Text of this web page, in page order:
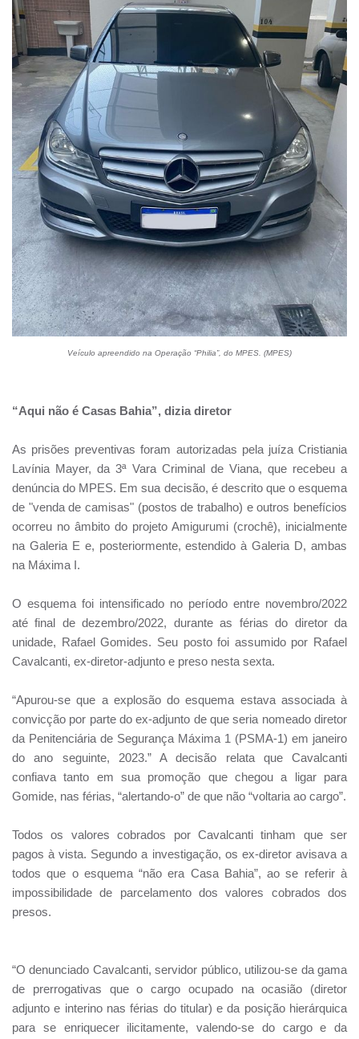
Veículo apreendido na Operação “Philia”, do MPES. (MPES)
“Aqui não é Casas Bahia”, dizia diretor
As prisões preventivas foram autorizadas pela juíza Cristiania
Lavínia Mayer, da 3ª Vara Criminal de Viana, que recebeu a
denúncia do MPES. Em sua decisão, é descrito que o esquema
de "venda de camisas" (postos de trabalho) e outros benefícios
ocorreu no âmbito do projeto Amigurumi (crochê), inicialmente
na Galeria E e, posteriormente, estendido à Galeria D, ambas
na Máxima I.
O esquema foi intensificado no período entre novembro/2022
até final de dezembro/2022, durante as férias do diretor da
unidade, Rafael Gomides. Seu posto foi assumido por Rafael
Cavalcanti, ex-diretor-adjunto e preso nesta sexta.
“Apurou-se que a explosão do esquema estava associada à
convicção por parte do ex-adjunto de que seria nomeado diretor
da Penitenciária de Segurança Máxima 1 (PSMA-1) em janeiro
do ano seguinte, 2023.” A decisão relata que Cavalcanti
confiava tanto em sua promoção que chegou a ligar para
Gomide, nas férias, “alertando-o” de que não “voltaria ao cargo”.
Todos os valores cobrados por Cavalcanti tinham que ser
pagos à vista. Segundo a investigação, os ex-diretor avisava a
todos que o esquema “não era Casa Bahia”, ao se referir à
impossibilidade de parcelamento dos valores cobrados dos
presos.
“O denunciado Cavalcanti, servidor público, utilizou-se da gama
de prerrogativas que o cargo ocupado na ocasião (diretor
adjunto e interino nas férias do titular) e da posição hierárquica
para se enriquecer ilicitamente, valendo-se do cargo e da